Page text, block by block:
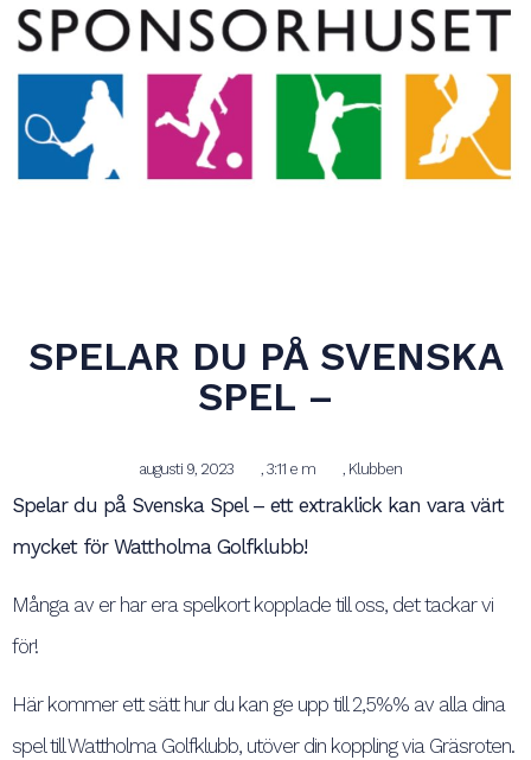
SPELAR DU PÅ SVENSKA
SPEL –
augusti 9, 2023 , 3:11 e m , Klubben
Spelar du på Svenska Spel – ett extraklick kan vara värt
mycket för Wattholma Golfklubb!
Många av er har era spelkort kopplade till oss, det tackar vi
för!
Här kommer ett sätt hur du kan ge upp till 2,5%% av alla dina
spel till Wattholma Golfklubb, utöver din koppling via Gräsroten.